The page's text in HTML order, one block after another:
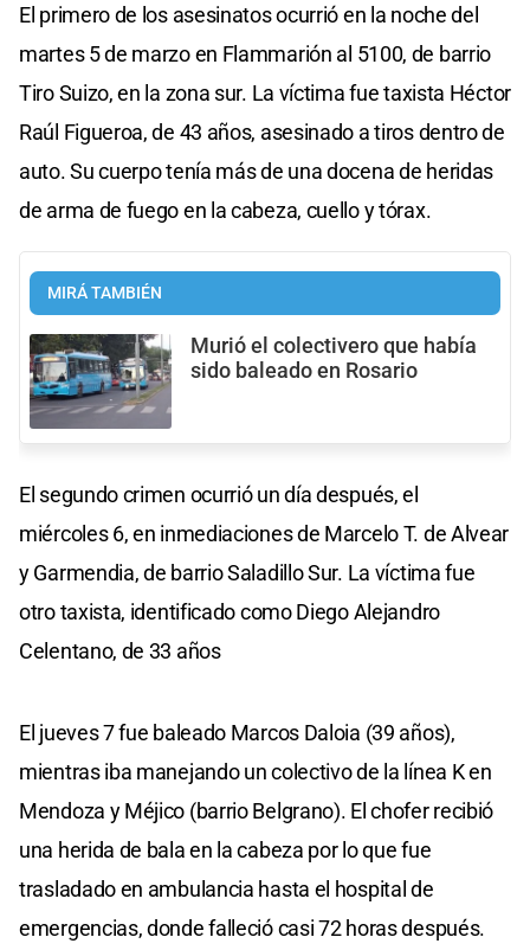
El primero de los asesinatos ocurrió en la noche del
martes 5 de marzo en Flammarión al 5100, de barrio
Tiro Suizo, en la zona sur. La víctima fue taxista Héctor
Raúl Figueroa, de 43 años, asesinado a tiros dentro de
auto. Su cuerpo tenía más de una docena de heridas
de arma de fuego en la cabeza, cuello y tórax.
MIRÁ TAMBIÉN
Murió el colectivero que había
sido baleado en Rosario
El segundo crimen ocurrió un día después, el
miércoles 6, en inmediaciones de Marcelo T. de Alvear
y Garmendia, de barrio Saladillo Sur. La víctima fue
otro taxista, identificado como Diego Alejandro
Celentano, de 33 años
El jueves 7 fue baleado Marcos Daloia (39 años),
mientras iba manejando un colectivo de la línea K en
Mendoza y Méjico (barrio Belgrano). El chofer recibió
una herida de bala en la cabeza por lo que fue
trasladado en ambulancia hasta el hospital de
emergencias, donde falleció casi 72 horas después.